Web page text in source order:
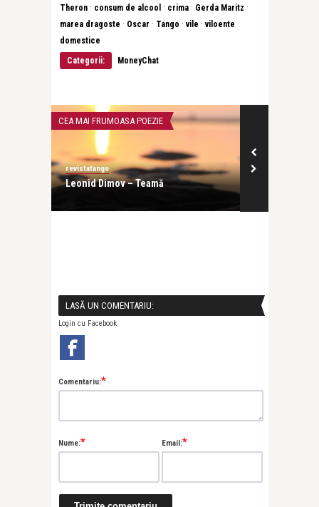
Theron · consum de alcool · crima · Gerda Maritz ·
marea dragoste · Oscar · Tango ·vile ·viloente
domestice
Categorii:
MoneyChat
CEA MAI FRUMOASA POEZIE
revistatango
Leonid Dimov – Teamă
LASĂ UN COMENTARIU:
Login cu Facebook
Comentariu:*
Nume:* Email:*